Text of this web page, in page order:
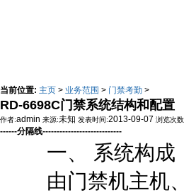
当前位置: 主页 > 业务范围 > 门禁考勤 >
RD-6698C门禁系统结构和配置
作者:admin 来源:未知 发表时间:2013-09-07 浏览次
------分隔线----------------------------
一、 系统构成
由门禁机主机、